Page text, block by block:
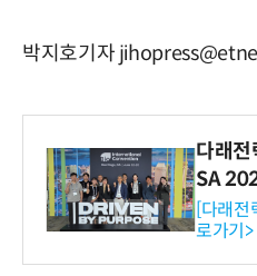
박지호기자
다래
SA
와의
-바이
보
[다래전
로가기>